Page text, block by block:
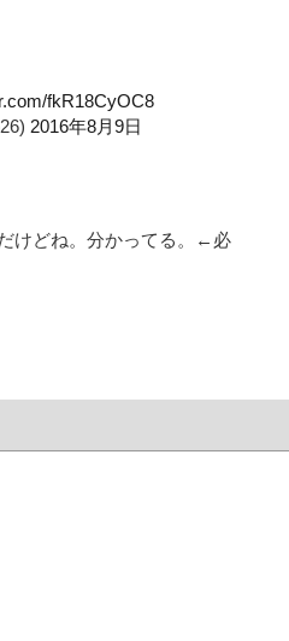
fkR18CyOC8
2016年8月9日
けどね。分かってる。←必